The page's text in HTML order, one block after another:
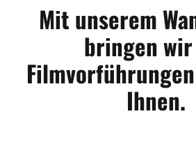
Mit unserem
bringen
Ihnen.